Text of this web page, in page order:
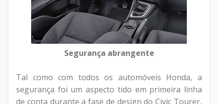
Segurança abrangente
Tal como com todos os automóveis Honda, a
segurança foi um aspecto tido em primeira linha
de conta durante a fase de design do Civic Tourer,